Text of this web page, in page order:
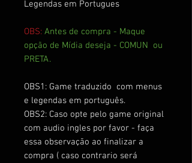
Legendas em Portugues
OBS: Antes de compra - Maque
opção de Mídia deseja - COMUN ou
PRETA.
OBS1: Game traduzido com menus
e legendas em português.
OBS2: Caso opte pelo game original
com audio ingles por favor - faça
essa observação ao finalizar a
compra ( caso contrario será